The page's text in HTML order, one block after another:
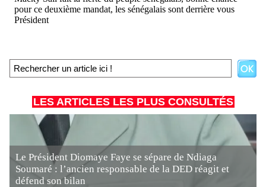
LES ARTICLES LES PLUS CONSULTÉS
Le Président Diomaye Faye se sépare de Ndiaga
Soumaré : l’ancien responsable de la DED réagit et
défend son bilan